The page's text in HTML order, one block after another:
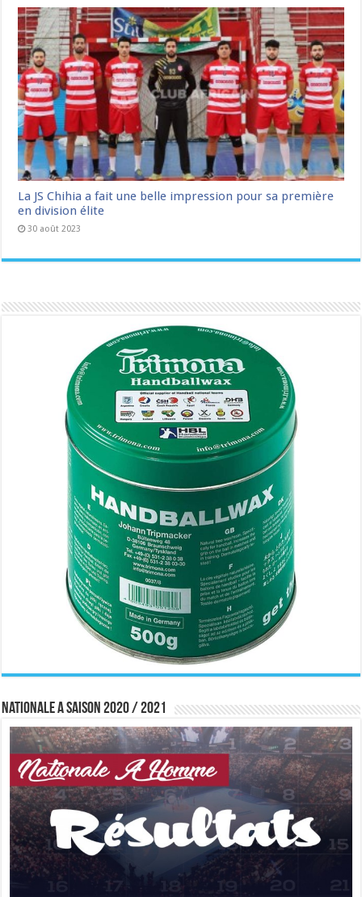
La JS Chihia a fait une belle impression pour sa première
en division élite
30 août 2023
Nationale A saison 2020 / 2021